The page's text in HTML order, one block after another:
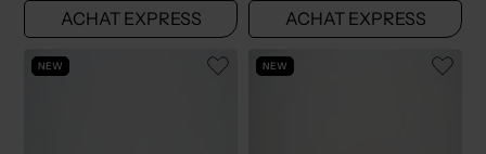
ACHAT EXPRESS ACHAT EXPRESS
NEW NEW